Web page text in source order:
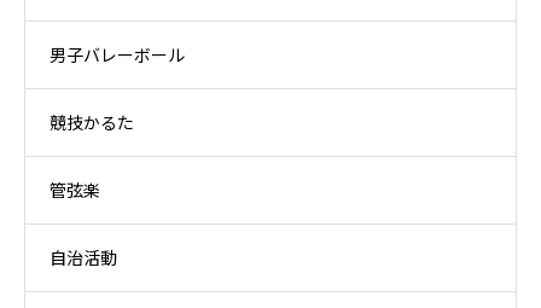
男子バレーボール
競技かるた
管弦楽
自治活動